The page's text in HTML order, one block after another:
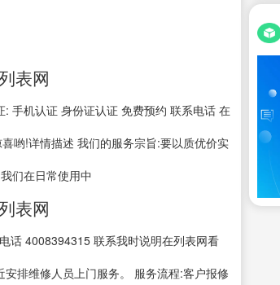
表网
手机认证 身份证认证 免费预约 联系电话 在
哟!详情描述 我们的服务宗旨:要以质优价实
们在日常使用中
表网
话 4008394315 联系我时说明在列表网看
排维修人员上门服务。 服务流程:客户报修